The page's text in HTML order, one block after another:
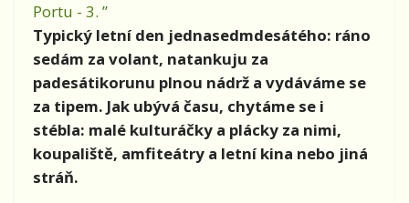
Portu - 3. ”
Typický letní den jednasedmdesátého: ráno
sedám za volant, natankuju za
padesátikorunu plnou nádrž a vydáváme se
za tipem. Jak ubývá času, chytáme se i
stébla: malé kulturáčky a plácky za nimi,
koupaliště, amfiteátry a letní kina nebo jiná
stráň.